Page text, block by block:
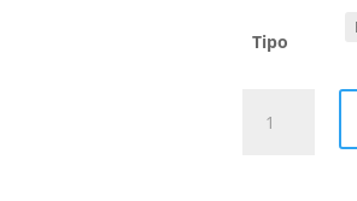
Tipo
Pantalla